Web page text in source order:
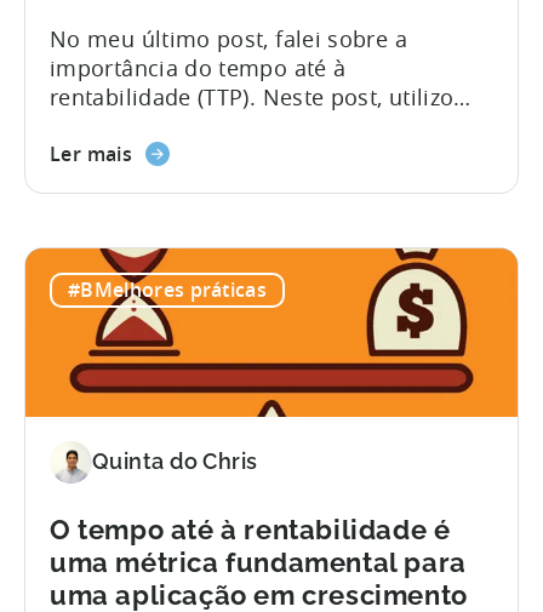
No meu último post, falei sobre a
importância do tempo até à
rentabilidade (TTP). Neste post, utilizo
como o TTP afecta o crescimento total de
um orçamento inicial de $1.000 com o
CPI médio para adquirir um conjunto de
utilizadores...
Ler mais
#BMelhores práticas
Quinta do Chris
O tempo até à rentabilidade é
uma métrica fundamental para
uma aplicação em crescimento